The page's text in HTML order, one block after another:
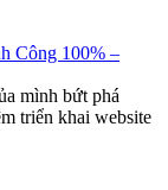
Công 100% –
mình bứt phá
triển khai website